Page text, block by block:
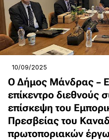
10/09/2025
Ο Δήμος Μάνδρας –
επίκεντρο διεθνούς
επίσκεψη του
Πρεσβείας του
πρωτοποριακών